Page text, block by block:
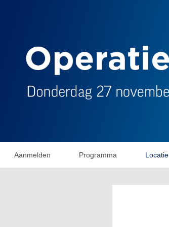
Aanmelden Programma Locatie